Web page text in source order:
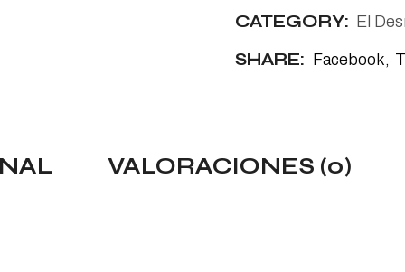
CATEGORY: El
SHARE: Facebook
VALORACIONES (0)